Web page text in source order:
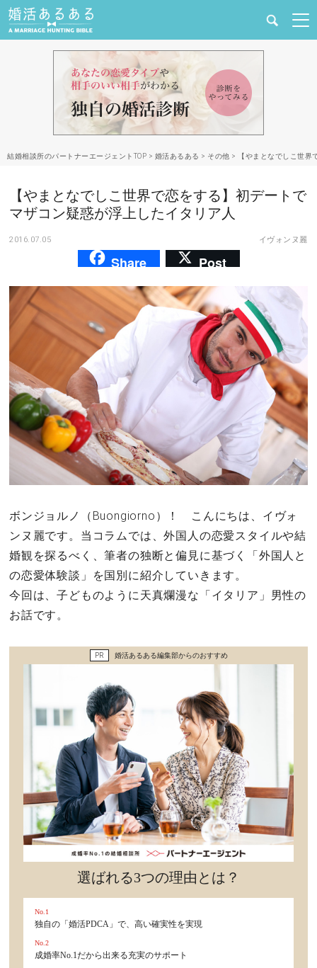
合コン・街コン
マッチングアプリ
あるある
ドキドキ
仕事とキャリア
ファッション・美容
グルメ
趣味・旅行
セックスライフ
心の処方箋
カルチャー・トレンド・芸能
驚き
結婚相談所のパートナーエージェントTOP > 婚活あるある > その他 > 【やまとなでしこ世
【やまとなでしこ世界で恋をする】初デートで
マザコン疑惑が浮上したイタリア人
2016.07.05 イヴォンヌ麗
Share Post
ボンジョルノ（Buongiorno）！ こんにちは、イヴォ
ンヌ麗です。当コラムでは、外国人の恋愛スタイルや結
婚観を探るべく、筆者の独断と偏見に基づく「外国人と
の恋愛体験談」を国別に紹介していきます。
今回は、子どものように天真爛漫な「イタリア」男性の
お話です。
PR 婚活あるある編集部からのおすすめ
選ばれる3つの理由とは？
No.1
独自の「婚活PDCA」で、高い確実性を実現
No.2
成婚率No.1だから出来る充実のサポート